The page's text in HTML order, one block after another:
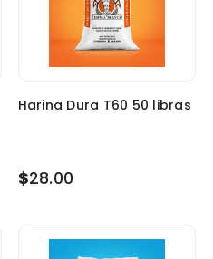
Harina Dura T60 50 libras
$28.00